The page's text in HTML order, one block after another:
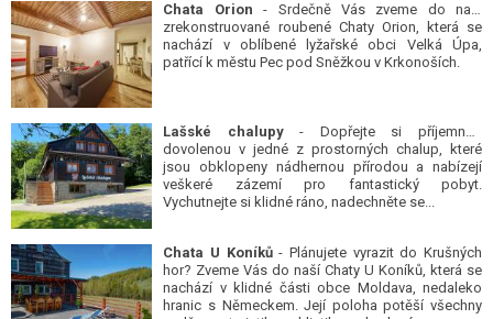
Chata Orion - Srdečně Vás zveme do naší
zrekonstruované roubené Chaty Orion, která se
nachází v oblíbené lyžařské obci Velká Úpa,
patřící k městu Pec pod Sněžkou v Krkonoších.
Lašské chalupy- Dopřejte si příjemnou
dovolenou v jedné z prostorných chalup, které
jsou obklopeny nádhernou přírodou a nabízejí
veškeré zázemí pro fantastický pobyt.
Vychutnejte si klidné ráno, nadechněte se...
Chata U Koníků- Plánujete vyrazit do Krušných
hor? Zveme Vás do naší Chaty U Koníků, která se
nachází v klidné části obce Moldava, nedaleko
hranic s Německem. Její poloha potěší všechny